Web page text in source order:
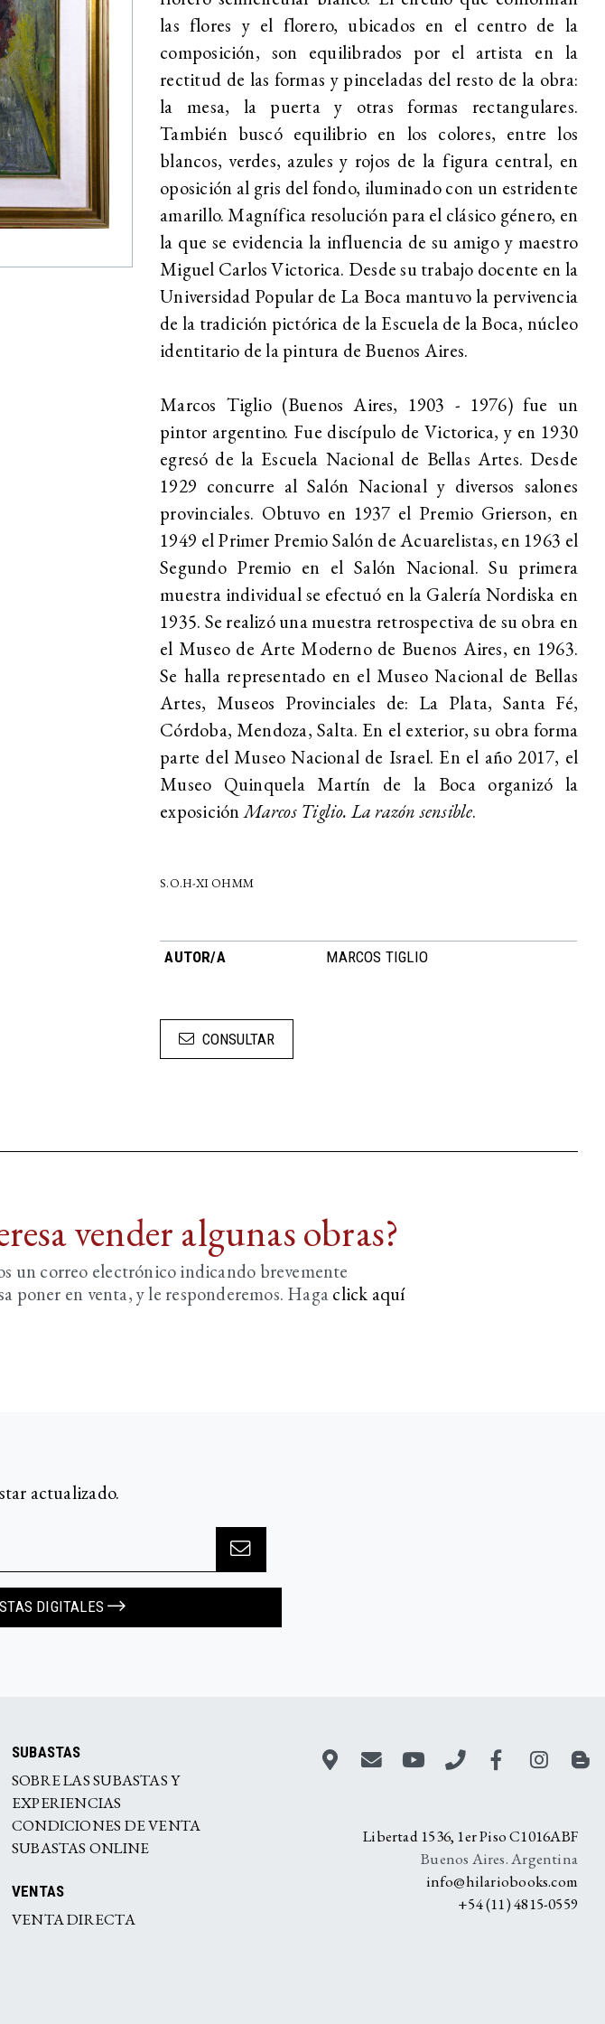
las flores y el florero, ubicados en el centro de la
composición, son equilibrados por el artista en la
rectitud de las formas y pinceladas del resto de la obra:
la mesa, la puerta y otras formas rectangulares.
También buscó equilibrio en los colores, entre los
blancos, verdes, azules y rojos de la figura central, en
oposición al gris del fondo, iluminado con un estridente
amarillo. Magnífica resolución para el clásico género, en
la que se evidencia la influencia de su amigo y maestro
Miguel Carlos Victorica. Desde su trabajo docente en la
Universidad Popular de La Boca mantuvo la pervivencia
de la tradición pictórica de la Escuela de la Boca, núcleo
identitario de la pintura de Buenos Aires.
Marcos Tiglio (Buenos Aires, 1903 - 1976) fue un
pintor argentino. Fue discípulo de Victorica, y en 1930
egresó de la Escuela Nacional de Bellas Artes. Desde
1929 concurre al Salón Nacional y diversos salones
provinciales. Obtuvo en 1937 el Premio Grierson, en
1949 el Primer Premio Salón de Acuarelistas, en 1963 el
Segundo Premio en el Salón Nacional. Su primera
muestra individual se efectuó en la Galería Nordiska en
1935. Se realizó una muestra retrospectiva de su obra en
el Museo de Arte Moderno de Buenos Aires, en 1963.
Se halla representado en el Museo Nacional de Bellas
Artes, Museos Provinciales de: La Plata, Santa Fé,
Córdoba, Mendoza, Salta. En el exterior, su obra forma
parte del Museo Nacional de Israel. En el año 2017, el
Museo Quinquela Martín de la Boca organizó la
exposiciónMarcos Tiglio. La razón sensible.
S.O.H-XI OHMM
AUTOR/A MARCOS TIGLIO
CONSULTAR
vender algunas obras?
un correo electrónico indicando brevemente
poner en venta, y le responderemos. Hagaclick aquí­
actualizado.
DIGITALES
SUBASTAS
SOBRE LAS SUBASTAS Y
EXPERIENCIAS
CONDICIONES DE VENTA
SUBASTAS ONLINE
VENTAS
VENTA DIRECTA
Libertad 1536, 1er Piso C1016ABF
Buenos Aires. Argentina
info@hilariobooks.com
+54 (11) 4815-0559